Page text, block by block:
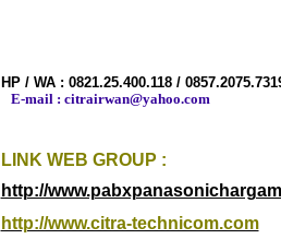
HP / WA : 0821.25.400.118 /
E-mail : citrairwan@yahoo.com
LINK WEB GROUP :
http://
http://www.citra-technicom.com